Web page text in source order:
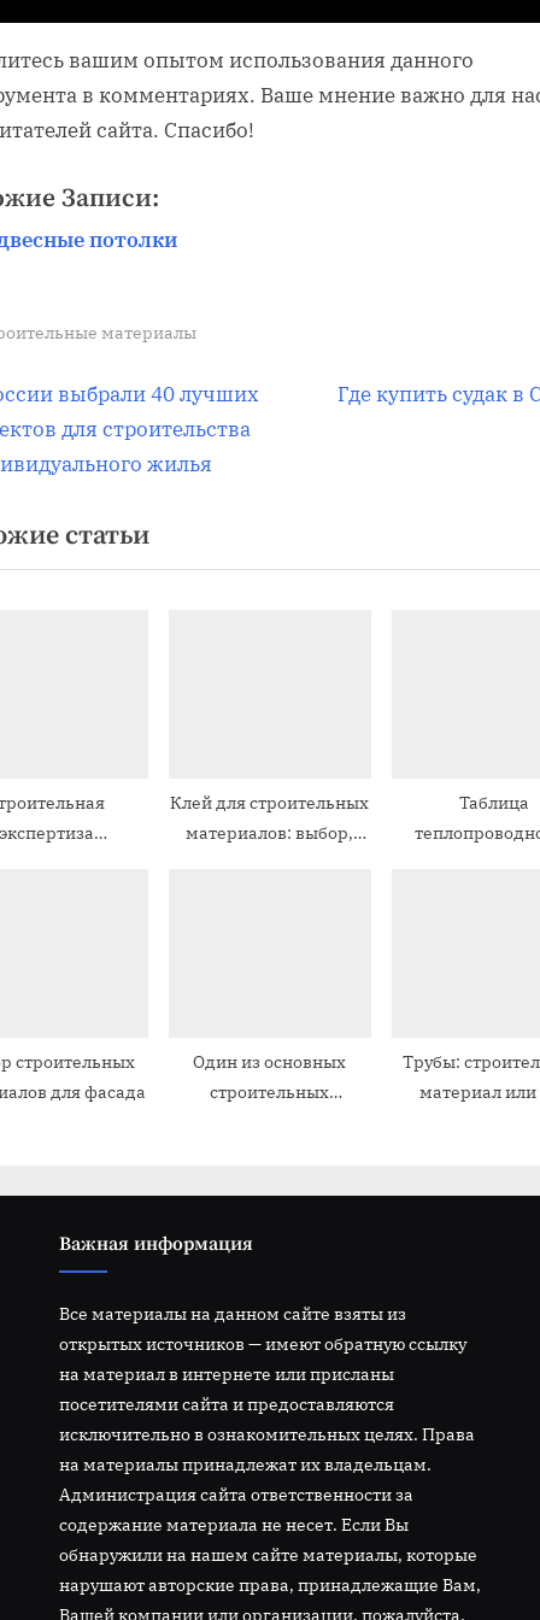
вашим опытом использования данного
в комментариях. Ваше мнение важно для
сайта. Спасибо!
Записи:
потолки
материалы
выбрали 40 лучших
для строительства
жилья
С
ю
и
с
Где купить судак в
статьи
экспертиза
Клей для строительных
материалов: выбор,
Таблица
строительных
для фасада
Один из основных
строительных
Трубы:
материал или
Важная информация
Все материалы на данном сайте взяты из
открытых источников — имеют обратную ссылку
на материал в интернете или присланы
посетителями сайта и предоставляются
исключительно в ознакомительных целях. Права
на материалы принадлежат их владельцам.
Администрация сайта ответственности за
содержание материала не несет. Если Вы
обнаружили на нашем сайте материалы, которые
нарушают авторские права, принадлежащие Вам,
Вашей компании или организации, пожалуйста,